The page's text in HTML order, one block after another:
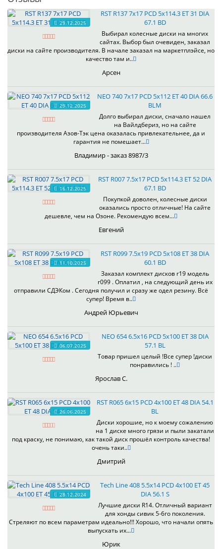
29.12.2025
RST R137 7x17 PCD 5x114.3 ET 31 DIA
67.1 BD
Выбирал колесные диски на многих
сайтах. Выбор был очевиден, заказал
диски на сайте производителя. В начале заказал на маркетплэйсе, но
качество там и..
Арсен
29.12.2025
NEO 740 7x17 PCD 5x112 ET 40 DIA 66.6
BLM
Долго выбирал диски, сначало нашел
на Вайлдбериз, но на сайте
производителя Азов-Тэк цена оказалась привлекательнее, да и
гарантия не помешает...
Владимир - заказ 8987/3
16.12.2025
RST R007 7.5x17 PCD 5x114.3 ET 52 DIA
67.1 BD
Покупкой доволен, колесные диски
оказались просто отличные! На сайте
дешевле, чем на Озоне. Рекомендую всем...
Евгений
11.10.2025
RST R099 7.5x19 PCD 5x108 ET 38 DIA
60.1 BD
Заказал комплект дисков r19 модель
r099 . Оплатил , на следующий день их
отправили СДЭКом . Сегодня получил и сразу же одел резину. Всё
супер! Время в..
Андрей Юрьевич
06.07.2025
NEO 654 6.5x16 PCD 5x100 ET 38 DIA
57.1 BL
Товар пришел целый !Все супер !диски
понравились ! ..
Ярослав С.
26.06.2025
RST R065 6x15 PCD 4x100 ET 48 DIA 54.1
BL
Диски хорошие, но к моему сожалению
на 1 диске много грязи и пыли закатали
под краску, не понимаю, как такой диск прошёл контроль качества!
очень таки..
Дмитрий
28.12.2024
Tech Line 408 5.5x14 PCD 4x100 ET 45
DIA 56.1 S
Лучшие диски R14. Отличный вариант
для хонды сивик 5-6го поколения.
Стреляют по всем параметрам идеально!!! Хорошо, что начали опять
выпускать их...
Юрик